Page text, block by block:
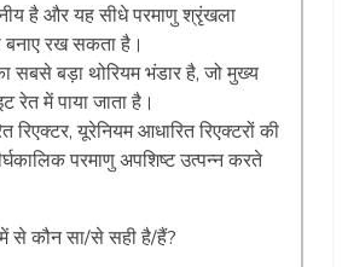
है और यह सीधे परमाणु श्रृंखला
बनाए रख सकता है।
सबसे बड़ा थोरियम भंडार है, जो मुख्य
रेत में पाया जाता है।
रिएक्टर, यूरेनियम आधारित रिएक्टरों की
परमाणु अपशिष्ट उत्पन्न करते
से कौन सा/से सही है/हैं?